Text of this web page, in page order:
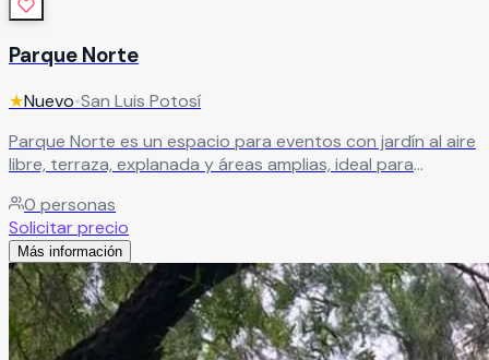
Parque Norte
★Nuevo•San Luis Potosí
Parque Norte es un espacio para eventos con jardín al aire
libre, terraza, explanada y áreas amplias, ideal para
capacidad para diferentes tipos de eventos sociales y
corporativos.Leer más
0 personas
Solicitar precio
Más información